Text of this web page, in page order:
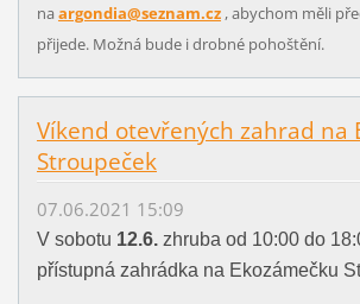
na argondia@seznam.cz, abychom měli
přijede. Možná bude i drobné pohoštění.
Víkend otevřených zahrad na
Stroupeček
07.06.2021 15:09
V sobotu 12.6.zhruba od 10:00 do
přístupná zahrádka na Ekozámečku